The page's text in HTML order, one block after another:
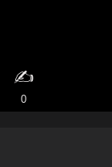
✍️
0